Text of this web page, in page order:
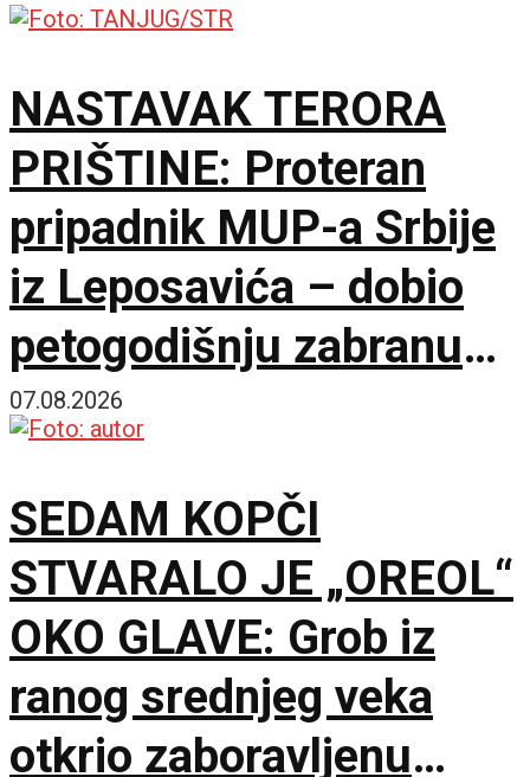
NASTAVAK TERORA
PRIŠTINE: Proteran
pripadnik MUP-a Srbije
iz Leposavića – dobio
petogodišnju zabranu
ulaska na KiM
07.08.2026
SEDAM KOPČI
STVARALO JE „OREOL“
OKO GLAVE: Grob iz
ranog srednjeg veka
otkrio zaboravljenu